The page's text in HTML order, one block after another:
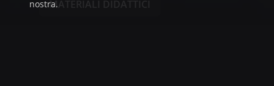
MATERIALI DIDATTICI
nostra.